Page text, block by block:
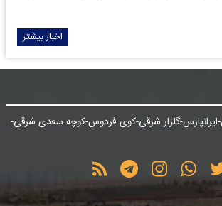
اخبار بیشتر
ایرانپارس-گلزار شرقی-کوی فردوس-کوچه سعدی شرقی-